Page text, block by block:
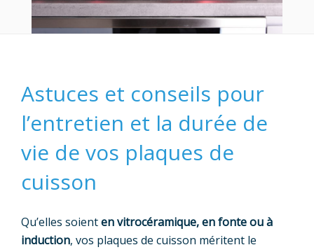
Astuces et conseils pour
l’entretien et la durée de
vie de vos plaques de
cuisson
Qu’elles soienten vitrocéramique, en fonte ou à
induction, vos plaques de cuisson méritent le